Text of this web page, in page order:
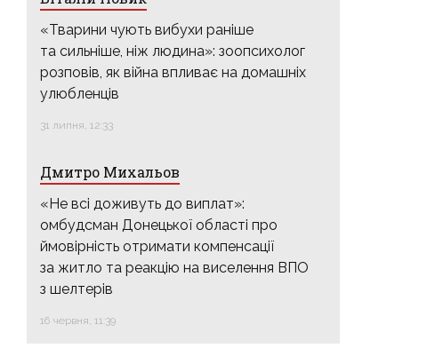
«Тварини чують вибухи раніше
та сильніше, ніж людина»: зоопсихолог
розповів, як війна впливає на домашніх
улюбленців
31 липня, 12:33
Дмитро Михальов
«Не всі доживуть до виплат»:
омбудсман Донецької області про
ймовірність отримати компенсації
за житло та реакцію на виселення ВПО
з шелтерів
16 червня, 11:39